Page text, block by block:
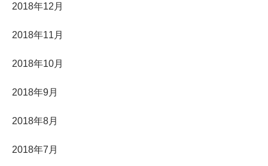
2018年12月
2018年11月
2018年10月
2018年9月
2018年8月
2018年7月